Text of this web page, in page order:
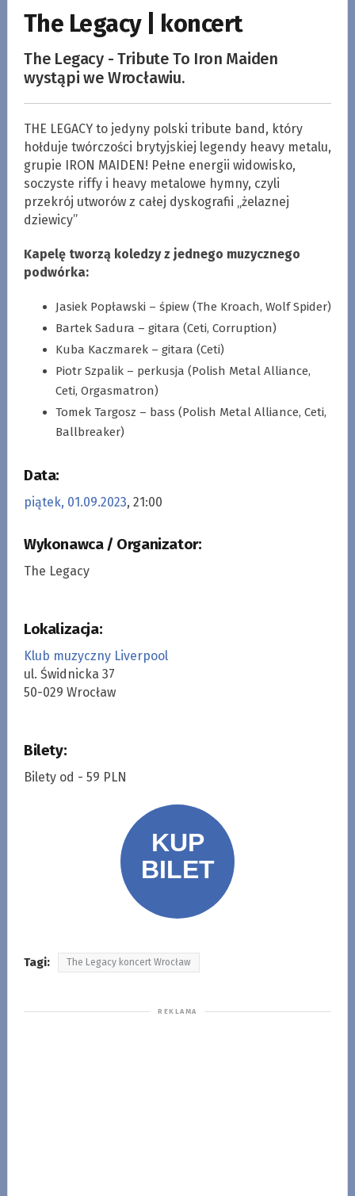
The Legacy | koncert
The Legacy - Tribute To Iron Maiden
wystąpi we Wrocławiu.
THE LEGACY to jedyny polski tribute band, który
hołduje twórczości brytyjskiej legendy heavy metalu,
grupie IRON MAIDEN! Pełne energii widowisko,
soczyste riffy i heavy metalowe hymny, czyli
przekrój utworów z całej dyskografii „żelaznej
dziewicy”
Kapelę tworzą koledzy z jednego muzycznego
podwórka:
Jasiek Popławski – śpiew (The Kroach, Wolf Spider)
Bartek Sadura – gitara (Ceti, Corruption)
Kuba Kaczmarek – gitara (Ceti)
Piotr Szpalik – perkusja (Polish Metal Alliance,
Ceti, Orgasmatron)
Tomek Targosz – bass (Polish Metal Alliance, Ceti,
Ballbreaker)
Data:
piątek, 01.09.2023, 21:00
Wykonawca / Organizator:
The Legacy
Lokalizacja:
Klub muzyczny Liverpool
ul. Świdnicka 37
50-029 Wrocław
Bilety:
Bilety od - 59 PLN
Tagi: The Legacy koncert Wrocław